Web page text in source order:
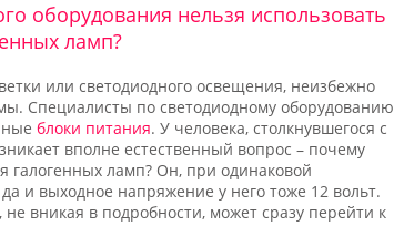
оборудования нельзя использовать
ламп?
или светодиодного освещения, неизбежно
Специалисты по светодиодному оборудованию
блоки питания. У человека, столкнувшегося с
вполне естественный вопрос – почему
галогенных ламп? Он, при одинаковой
и выходное напряжение у него тоже 12 вольт.
не вникая в подробности, может сразу перейти к